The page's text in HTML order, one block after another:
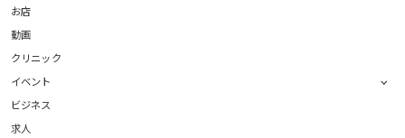
お店
動画
クリニック
イベント
ビジネス
求人